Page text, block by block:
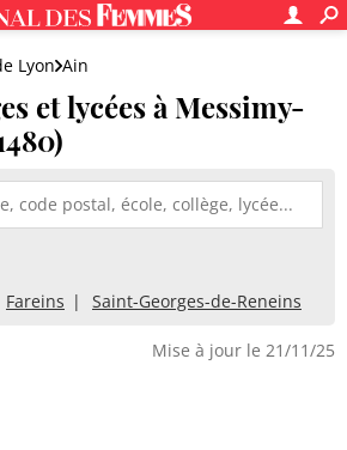
Lyon Ain
et lycées à Messimy-
Fareins Saint-Georges-de-Reneins
Mise à jour le 21/11/25